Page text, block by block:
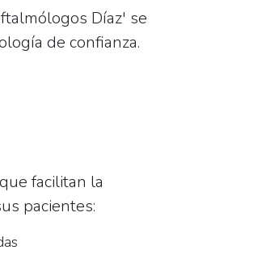
Díaz' se
de confianza.
facilitan la
pacientes: